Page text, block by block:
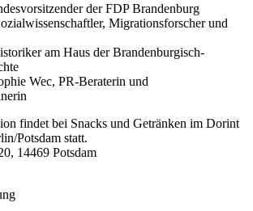
der FDP Brandenburg
Migrationsforscher und
am Haus der Brandenburgisch-
Wec, PR-Beraterin und
findet bei Snacks und Getränken im Dorint
Potsdam statt.
14469 Potsdam